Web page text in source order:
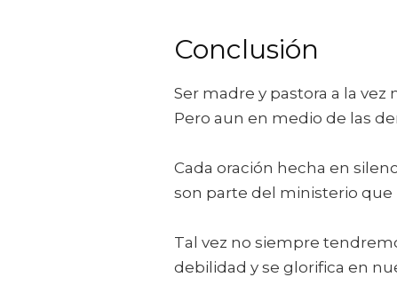
Conclusión
Ser madre y pastora a la
Pero aun en medio de las
Cada oración hecha en
son parte del ministerio que
Tal vez no siempre
debilidad y se glorifica en